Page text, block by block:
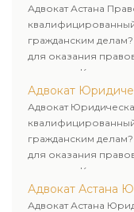
Адвокат Астана
гражданским
для оказания
клиентам.
юридических лиц.
клиенту.
Адвокат
Адвокат
гражданским
для оказания
клиентам.
юридических лиц.
клиенту.
Адвокат Астана
Адвокат Астана